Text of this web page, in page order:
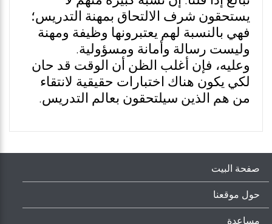
يستحقون شرف الالتحاق بمهنة التدريس؛
فهي بالنسبة لهم يعتبرونها وظيفة ومهنة
وليست رسالة وأمانة ومسؤولية.
وعليه، فإن أغلب الظن أن الوقت قد حان
لكي يكون هناك اختبارات حقيقية لانتقاء
من هم الذين سيلتحقون بعالم التدريس.
صفحة البيت
حول موقعنا